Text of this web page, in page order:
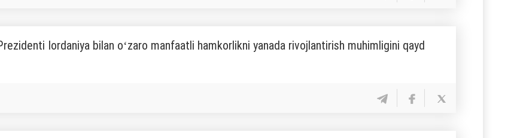
Iordaniya bilan oʻzaro manfaatli hamkorlikni yanada rivojlantirish muhimligini qayd